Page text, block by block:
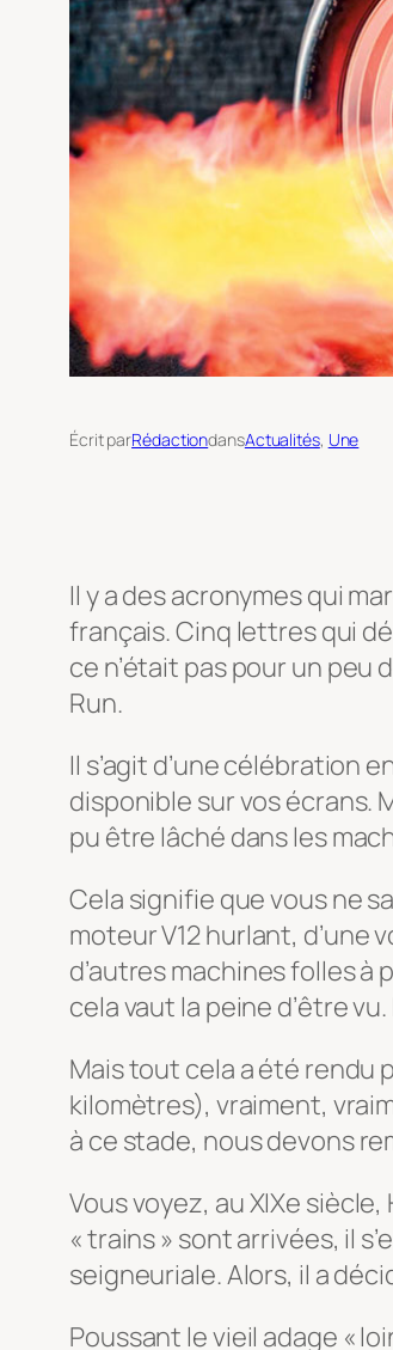
Écrit parRédactiondansActualités, Une
Il y a des acronymes qui
français. Cinq lettres qui
ce n’était pas pour un peu
Run.
Il s’agit d’une célébration
disponible sur vos écrans.
pu être lâché dans les
Cela signifie que vous ne
moteur V12 hurlant, d’une
d’autres machines folles
cela vaut la peine d’être
Mais tout cela a été rendu
kilomètres), vraiment,
à ce stade, nous devons
Vous voyez, au XIXe
« trains » sont arrivées, il
seigneuriale. Alors, il a
Poussant le vieil adage «